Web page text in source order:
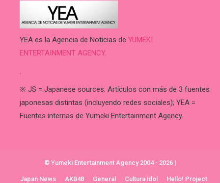
YEA es la Agencia de Noticias de YUMEKI
ENTERTAINMENT AGENCY.
.
※ JS = Japanese sources: Artículos con más de 3 fuentes
japonesas distintas (incluyendo redes sociales); YEA =
Fuentes internas de Yumeki Entertainment Agency.
© Yumeki Entertainment Agency 2004 - 2026 |
Japan News AKB48 General Cultura idol Hello! Project